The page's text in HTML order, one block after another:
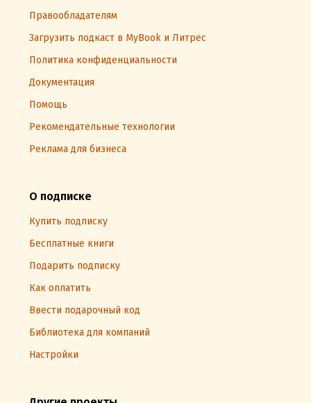
Правообладателям
Загрузить подкаст в MyBook и Литрес
Политика конфиденциальности
Документация
Помощь
Рекомендательные технологии
Реклама для бизнеса
О подписке
Купить подписку
Бесплатные книги
Подарить подписку
Как оплатить
Ввести подарочный код
Библиотека для компаний
Настройки